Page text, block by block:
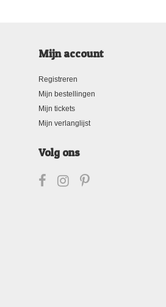
Mijn account
Registreren
Mijn bestellingen
Mijn tickets
Mijn verlanglijst
Volg ons